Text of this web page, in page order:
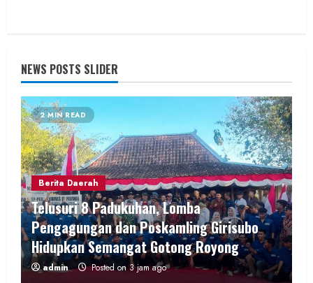
NEWS POSTS SLIDER
2 MIN READ
Berita Daerah
Telusuri 8 Padukuhan, Lomba
Pengagungan dan Poskamling Girisubo
Hidupkan Semangat Gotong Royong
admin Posted on 3 jam ago